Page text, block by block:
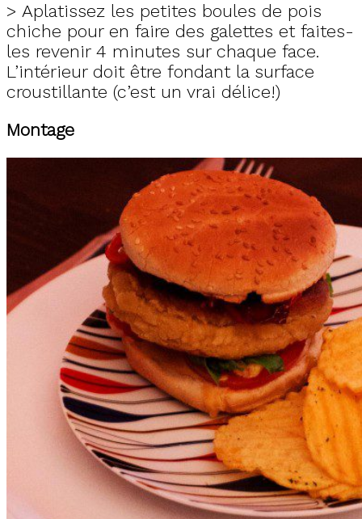
> Aplatissez les petites boules de pois
chiche pour en faire des galettes et faites-
les revenir 4 minutes sur chaque face.
L’intérieur doit être fondant la surface
croustillante (c’est un vrai délice!)
Montage